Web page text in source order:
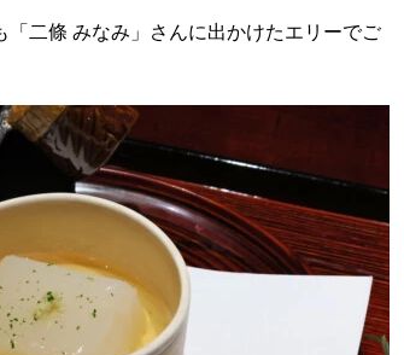
二條 みなみ」さんに出かけたエリーでご